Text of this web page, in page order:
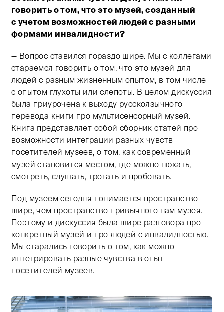
говорить о том, что это музей, созданный
с учетом возможностей людей с разными
формами инвалидности?
— Вопрос ставился гораздо шире. Мы с коллегами
стараемся говорить о том, что это музей для
людей с разным жизненным опытом, в том числе
с опытом глухоты или слепоты. В целом дискуссия
была приурочена к выходу русскоязычного
перевода книги про мультисенсорный музей.
Книга представляет собой сборник статей про
возможности интеграции разных чувств
посетителей музеев, о том, как современный
музей становится местом, где можно нюхать,
смотреть, слушать, трогать и пробовать.
Под музеем сегодня понимается пространство
шире, чем пространство привычного нам музея.
Поэтому и дискуссия была шире разговора про
конкретный музей и про людей с инвалидностью.
Мы старались говорить о том, как можно
интегрировать разные чувства в опыт
посетителей музеев.